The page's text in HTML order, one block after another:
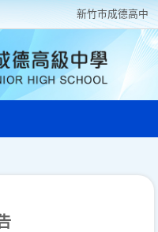
新竹巿成德高中